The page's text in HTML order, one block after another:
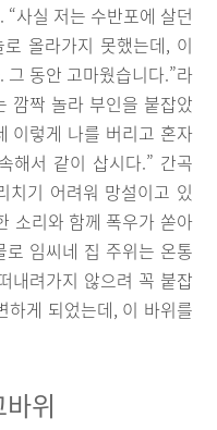
사실 저는 수반포에 살던
올라가지 못했는데, 이
동안 고마웠습니다.”라
깜짝 놀라 부인을 붙잡았
이렇게 나를 버리고 혼자
해서 같이 삽시다.” 간곡
치기 어려워 망설이고 있
소리와 함께 폭우가 쏟아
임씨네 집 주위는 온통
내려가지 않으려 꼭 붙잡
하게 되었는데, 이 바위를
위